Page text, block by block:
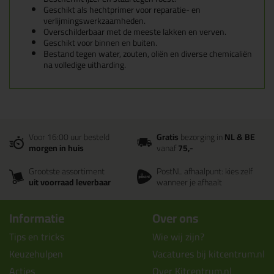
Geschikt als hechtprimer voor reparatie- en
verlijmingswerkzaamheden.
Overschilderbaar met de meeste lakken en verven.
Geschikt voor binnen en buiten.
Bestand tegen water, zouten, oliën en diverse chemicaliën
na volledige uitharding.
Voor 16:00 uur besteld
morgen in huis
Gratisbezorging inNL & BE
vanaf75,-
Grootste assortiment
uit voorraad leverbaar
PostNL afhaalpunt: kies zelf
wanneer je afhaalt
Informatie
Tips en tricks
Keuzehulpen
Over ons
Wie wij zijn?
Vacatures bij kitcentrum.nl